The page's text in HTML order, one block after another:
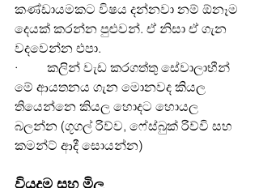
කණ්ඩායමකට විෂය දන්නවා නම් ඕනෑම
දෙයක් කරන්න පුළුවන්. ඒ නිසා ඒ ගැන
වදවෙන්න එපා.
·         කලින් වැඩ කරගත්තු සේවාලාභීන්
මේ ආයතනය ගැන මොනවද කියල
තියෙන්නෙ කියල හොදට හොයල
බලන්න (ගූගල් රිව්ව, ෆේස්බුක් රිව්වි සහ
කමන්ට් ආදී සොයන්න)
වියදම සහ මිල